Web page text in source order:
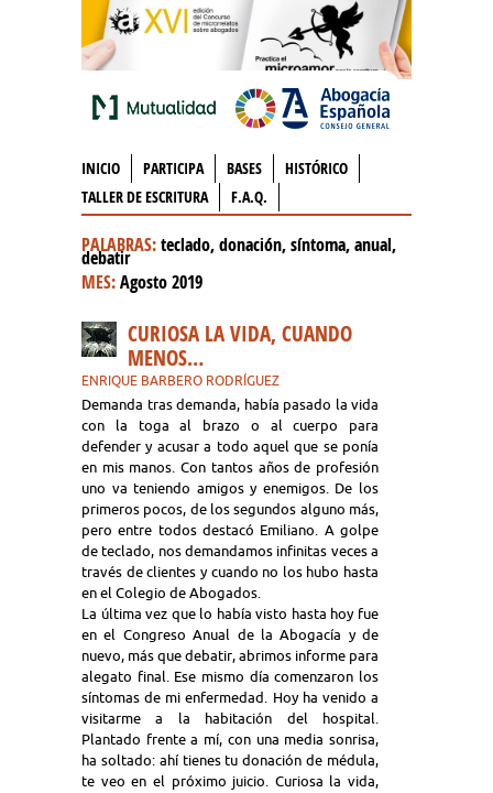
INICIO PARTICIPA BASES
HISTÓRICO
TALLER DE ESCRITURA
F.A.Q.
PALABRAS:teclado, donación, síntoma, anual,
debatir
MES:Agosto 2019
CURIOSA LA VIDA, CUANDO
MENOS…
ENRIQUE BARBERO RODRÍGUEZ
Demanda tras demanda, había pasado la vida
con la toga al brazo o al cuerpo para
defender y acusar a todo aquel que se ponía
en mis manos. Con tantos años de profesión
uno va teniendo amigos y enemigos. De los
primeros pocos, de los segundos alguno más,
pero entre todos destacó Emiliano. A golpe
de teclado, nos demandamos infinitas veces a
través de clientes y cuando no los hubo hasta
en el Colegio de Abogados.
La última vez que lo había visto hasta hoy fue
en el Congreso Anual de la Abogacía y de
nuevo, más que debatir, abrimos informe para
alegato final. Ese mismo día comenzaron los
síntomas de mi enfermedad. Hoy ha venido a
visitarme a la habitación del hospital.
Plantado frente a mí, con una media sonrisa,
ha soltado: ahí tienes tu donación de médula,
te veo en el próximo juicio. Curiosa la vida,